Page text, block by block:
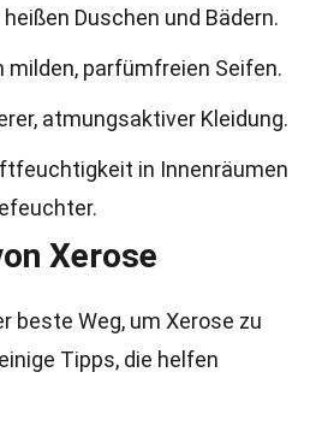
Duschen und Bädern.
milden, parfümfreien Seifen.
atmungsaktiver Kleidung.
in Innenräumen
Xerose
beste Weg, um Xerose zu
Tipps, die helfen